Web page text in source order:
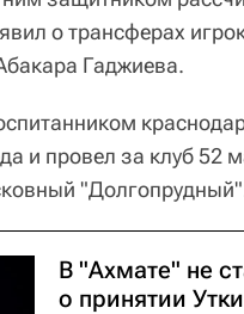
о трансферах
Гаджиева.
и провел за клуб 52
В "Ахмате" не
о принятии